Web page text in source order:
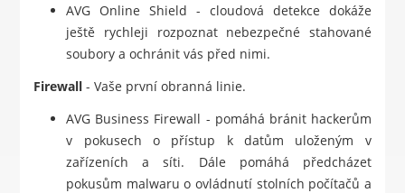
AVG Online Shield - cloudová detekce dokáže
ještě rychleji rozpoznat nebezpečné stahované
soubory a ochránit vás před nimi.
Firewall - Vaše první obranná linie.
AVG Business Firewall - pomáhá bránit hackerům
v pokusech o přístup k datům uloženým v
zařízeních a síti. Dále pomáhá předcházet
pokusům malwaru o ovládnutí stolních počítačů a